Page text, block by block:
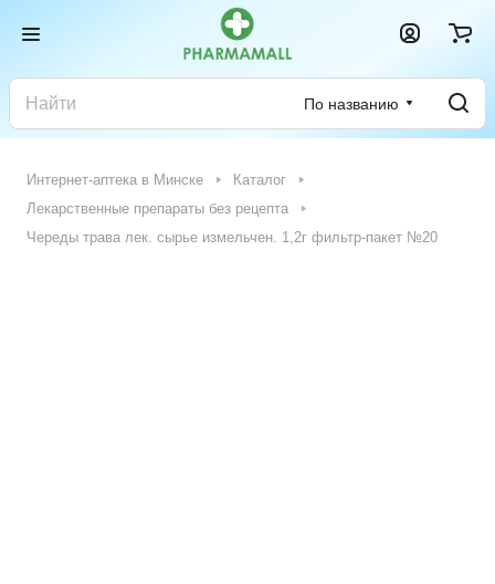
По названию
Интернет-аптека в Минске
Каталог
Лекарственные препараты без рецепта
Череды трава лек. сырье измельчен. 1,2г фильтр-пакет №20